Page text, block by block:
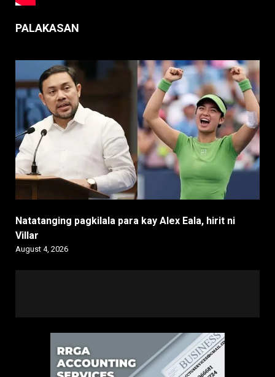
PALAKASAN
Natatanging pagkilala para kay Alex Eala, hirit ni
Villar
August 4, 2026